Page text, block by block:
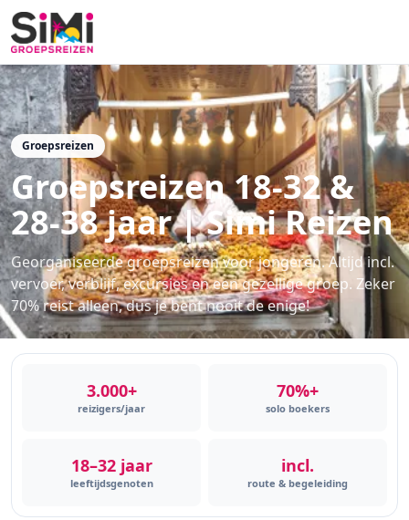
Groepsreizen
Groepsreizen 18-32 &
28-38 jaar | Simi Reizen
Georganiseerde groepsreizen voor jongeren. Altijd incl.
vervoer, verblijf, excursies en een gezellige groep. Zeker
70% reist alleen, dus je bent nooit de enige!
3.000+
reizigers/jaar
70%+
solo boekers
18–32 jaar
leeftijdsgenoten
incl.
route & begeleiding